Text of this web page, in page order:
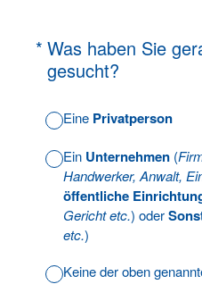
* Was haben Sie
gesucht?
(Erforderlich.)
Eine Privatperson
Ein Unternehmen (
Handwerker, Anwalt,
öffentliche
Gericht etc.) oder
etc.)
Keine der oben